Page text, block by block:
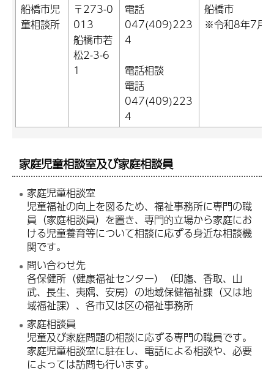
船橋市児
童相談所
〒273-0
013
船橋市若
松2-3-6
1
電話
047(409)223
4
電話相談
電話
047(409)223
4
船橋市
※令和8年7月
家庭児童相談室及び家庭相談員
家庭児童相談室
児童福祉の向上を図るため、福祉事務所に専門の職
員（家庭相談員）を置き、専門的立場から家庭にお
ける児童養育等について相談に応ずる身近な相談機
関です。
問い合わせ先
各保健所（健康福祉センター）（印旛、香取、山
武、長生、夷隅、安房）の地域保健福祉課（又は地
域福祉課）、各市又は区の福祉事務所
家庭相談員
児童及び家庭問題の相談に応ずる専門の職員です。
家庭児童相談室に駐在し、電話による相談や、必要
によっては訪問も行います。